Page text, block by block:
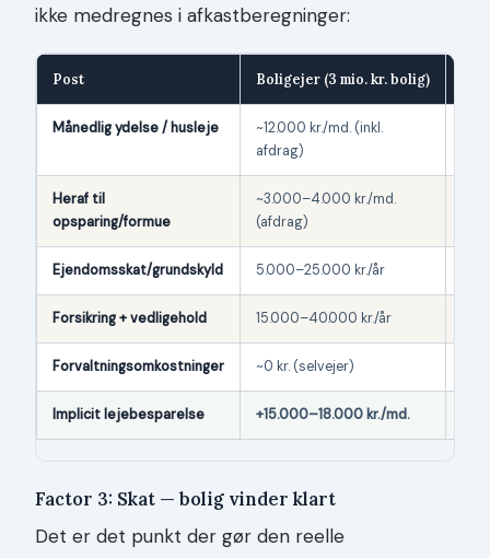
ikke medregnes i afkastberegninger:
Post Boligejer (3 mio. kr. bolig)
Månedlig ydelse / husleje
~12.000 kr./md. (inkl.
afdrag)
Heraf til
opsparing/formue
~3.000–4.000 kr./md.
(afdrag)
Ejendomsskat/grundskyld 5.000–25.000 kr./år
Forsikring + vedligehold 15.000–40.000 kr./år
Forvaltningsomkostninger ~0 kr. (selvejer)
Implicit lejebesparelse +15.000–18.000 kr./md.
Factor 3: Skat — bolig vinder klart
Det er det punkt der gør den reelle